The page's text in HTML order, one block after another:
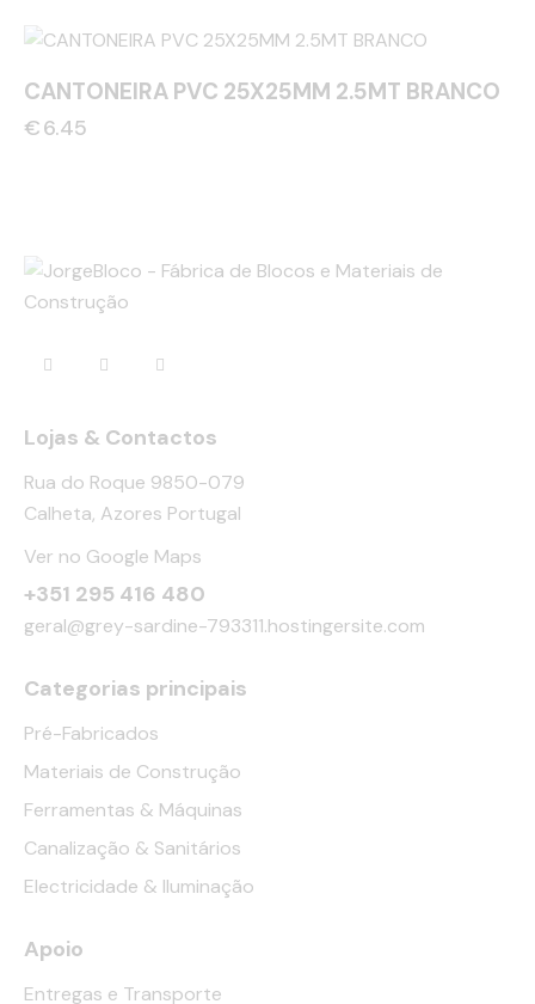
CANTONEIRA PVC 25X25MM 2.5MT BRANCO
€6.45
Lojas & Contactos
Rua do Roque 9850-079
Calheta, Azores Portugal
Ver no Google Maps
+351 295 416 480
geral@grey-sardine-793311.hostingersite.com
Categorias principais
Pré-Fabricados
Materiais de Construção
Ferramentas & Máquinas
Canalização & Sanitários
Electricidade & Iluminação
Apoio
Entregas e Transporte